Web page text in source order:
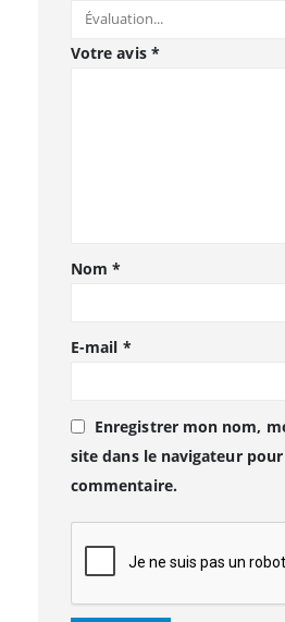
Votre avis *
Nom*
E-mail *
Enregistrer mon nom,
site dans le navigateur
commentaire.